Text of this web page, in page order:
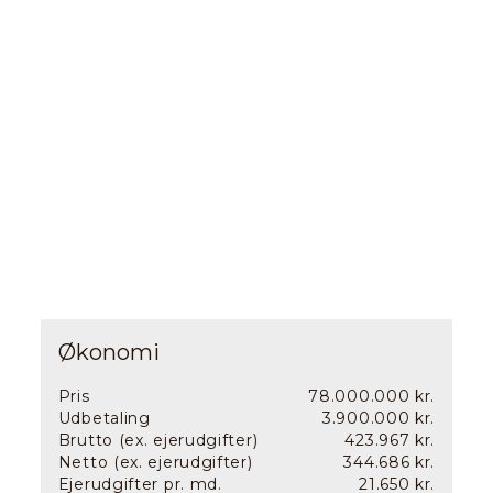
man kører gennem porten og ned ad den lange allé,
hvælvingen, der fører dig ind på gårdspladsen,
hestefolde, marker, det store græsanlæg med en lille
sø, og ikke mindst den helt fantastiske havudsigt.
Langs hele hovedhuset er der mod syd/vest et stort
Økonomi
Pris
78.000.000 kr.
Udbetaling
3.900.000 kr.
Brutto (ex. ejerudgifter)
423.967 kr.
Netto (ex. ejerudgifter)
344.686 kr.
Ejerudgifter pr. md.
21.650 kr.